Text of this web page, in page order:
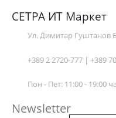
СЕТРА ИТ Маркет
Ул. Димитар Гуштанов
+389 2 2720-777 | +389
Пон - Пет: 11:00 - 19:00
Newsletter